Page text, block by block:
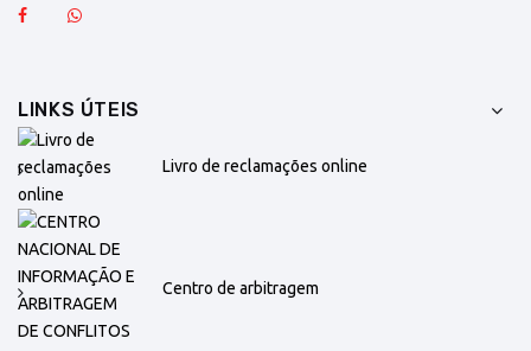
LINKS ÚTEIS
Livro de reclamações online
Centro de arbitragem